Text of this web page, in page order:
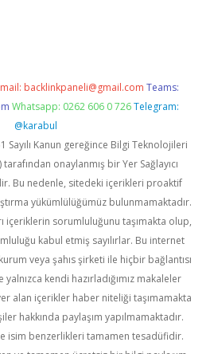
backlinkpaneli@gmail.com Teams:
Whatsapp: 0262 606 0 726 Telegram:
@karabul
Sayılı Kanun gereğince Bilgi Teknolojileri
onaylanmış bir Yer Sağlayıcı
Bu nedenle, sitedeki içerikleri proaktif
yükümlülüğümüz bulunmamaktadır.
içeriklerin sorumluluğunu taşımakta olup,
kabul etmiş sayılırlar. Bu internet
veya şahıs şirketi ile hiçbir bağlantısı
kendi hazırladığımız makaleler
alan içerikler haber niteliği taşımamakta
hakkında paylaşım yapılmamaktadır.
isim benzerlikleri tamamen tesadüfidir.